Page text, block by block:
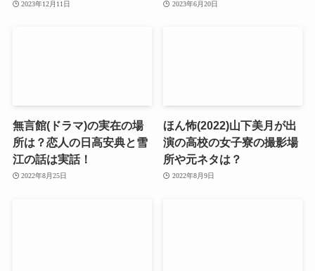
2023年12月11日 2023年6月20日
無言館(ドラマ)の実在の場
所は？恋人の日高安典と雪
江の話は実話！
2022年8月25日
ほん怖(2022)山下美月が出
演の高校の女子寮の撮影場
所や元ネタは？
2022年8月9日